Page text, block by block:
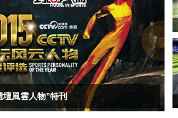
壇風雲人物”特刊